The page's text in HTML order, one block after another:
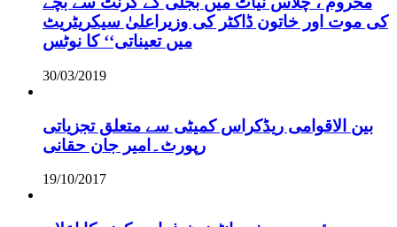
کی موت اور خاتون ڈاکٹر کی وزیراعلیٰ سیکریٹریٹ
میں تعیناتی‘‘ کا نوٹس
30/03/2019
بین الاقوامی ریڈکراس کمیٹی سے متعلق تجزیاتی
رپورٹ۔امیر جان حقانی
19/10/2017